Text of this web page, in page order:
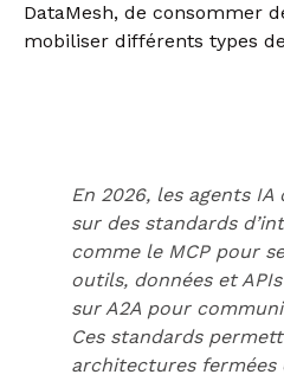
DataMesh, de consommer
mobiliser différents types
En 2026, les agents IA
sur des standards
comme le MCP pour
outils, données et
sur A2A pour
Ces standards
architectures